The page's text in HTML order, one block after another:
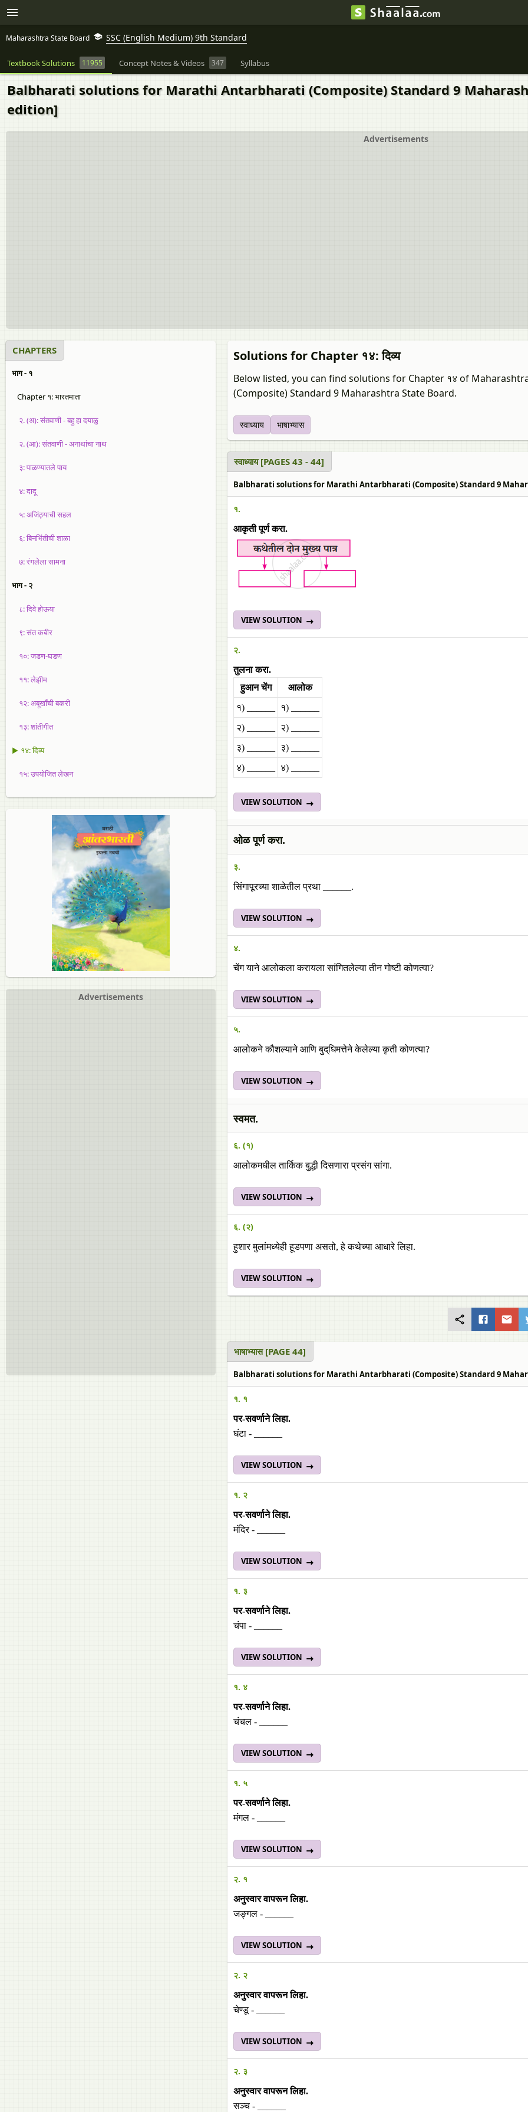
Maharashtra State Board SSC (English Medium) 9th Standard
Textbook Solutions 11955 Concept Notes & Videos 347 Syllabus
Balbharati solutions for Marathi Antarbharati (Composite) Standard 9
edition]
Advertisements
CHAPTERS
भाग - १
Chapter १: भारतमाता
२. (अ): संतवाणी - बहु हा दयाळु
२. (आ): संतवाणी - अनाथांचा नाथ
३: पाळण्यातले पाय
४: दादू
५: अजिंठ्याची सहल
६: बिनभिंतीची शाळा
७: रंगलेला सामना
भाग - २
८: दिवे होऊया
९: संत कबीर
१०: जडण-घडण
११: लेझीम
१२: अबूखाँची बकरी
१३: शांतीगीत
▶ १४: दिव्य
१५: उपयोजित लेखन
Advertisements
Solutions for Chapter १४: दिव्य
Below listed, you can find solutions for Chapter १४ of
(Composite) Standard 9 Maharashtra State Board.
स्वाध्याय भाषाभ्यास
स्वाध्याय [PAGES 43 - 44]
Balbharati solutions for Marathi Antarbharati (Composite) Standard 9
१.
आकृती पूर्ण करा.
VIEW SOLUTION
२.
तुलना करा.
हुआन चेंग
आलोक
१) ______
१) ______
२) ______
२) ______
३) ______
३) ______
४) ______
४) ______
VIEW SOLUTION
ओळ पूर्ण करा.
३.
सिंगापूरच्या शाळेतील प्रथा ______.
VIEW SOLUTION
४.
चेंग याने आलोकला करायला सांगितलेल्या तीन गोष्टी कोणत्या?
VIEW SOLUTION
५.
आलोकने कौशल्याने आणि बुद्‌धिमत्तेने केलेल्या कृती कोणत्या?
VIEW SOLUTION
स्वमत.
६. (१)
आलोकमधील तार्किक बुद्धी दिसणारा प्रसंग सांगा.
VIEW SOLUTION
६. (२)
हुशार मुलांमध्येही हूडपणा असतो, हे कथेच्या आधारे लिहा.
VIEW SOLUTION
भाषाभ्यास [PAGE 44]
Balbharati solutions for Marathi Antarbharati (Composite) Standard 9
१. १
पर-सवर्णाने लिहा.
घंटा - ______
VIEW SOLUTION
१. २
पर-सवर्णाने लिहा.
मंदिर - ______
VIEW SOLUTION
१. ३
पर-सवर्णाने लिहा.
चंपा - ______
VIEW SOLUTION
१. ४
पर-सवर्णाने लिहा.
चंचल - ______
VIEW SOLUTION
१. ५
पर-सवर्णाने लिहा.
मंगल - ______
VIEW SOLUTION
२. १
अनुस्वार वापरून लिहा.
जङ्गल - ______
VIEW SOLUTION
२. २
अनुस्वार वापरून लिहा.
चेण्डू - ______
VIEW SOLUTION
२. ३
अनुस्वार वापरून लिहा.
सञ्च - ______